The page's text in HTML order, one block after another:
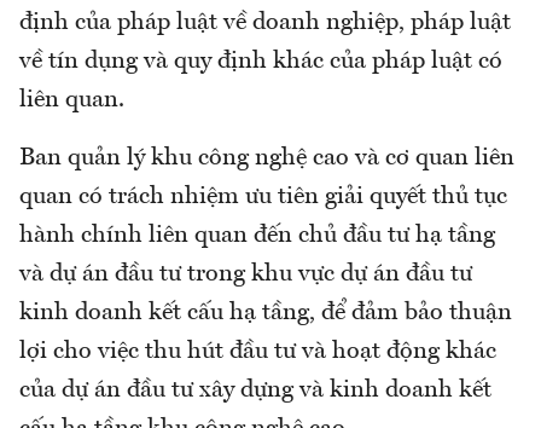
định của pháp luật về doanh nghiệp, pháp luật
về tín dụng và quy định khác của pháp luật có
liên quan.
Ban quản lý khu công nghệ cao và cơ quan liên
quan có trách nhiệm ưu tiên giải quyết thủ tục
hành chính liên quan đến chủ đầu tư hạ tầng
và dự án đầu tư trong khu vực dự án đầu tư
kinh doanh kết cấu hạ tầng, để đảm bảo thuận
lợi cho việc thu hút đầu tư và hoạt động khác
của dự án đầu tư xây dựng và kinh doanh kết